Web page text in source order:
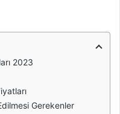
2023
Gerekenler